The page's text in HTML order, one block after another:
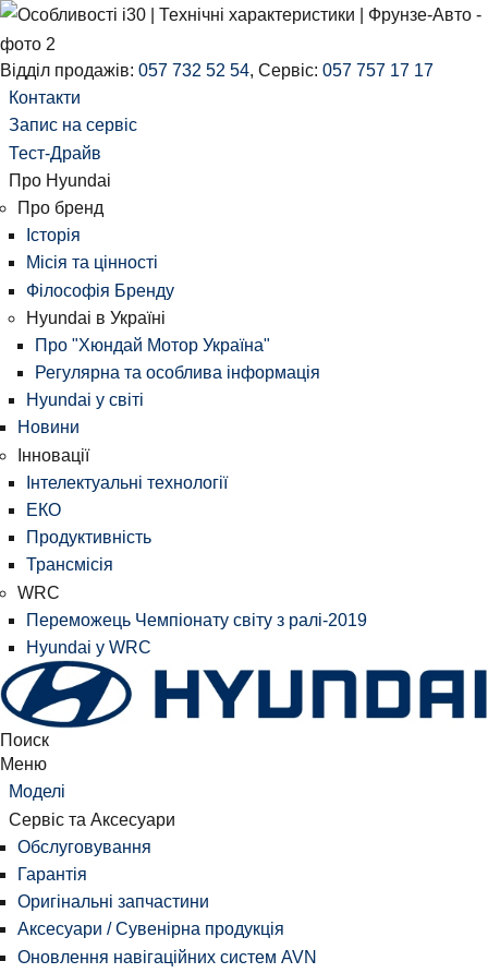
Відділ продажів: 057 732 52 54, Сервіс: 057 757 17 17
Контакти
Запис на сервіс
Тест-Драйв
Про Hyundai
Про бренд
Історія
Місія та цінності
Філософія Бренду
Hyundai в Україні
Про "Хюндай Мотор Україна"
Регулярна та особлива інформація
Hyundai у світі
Новини
Інновації
Інтелектуальні технології
ЕКО
Продуктивність
Трансмісія
WRC
Переможець Чемпіонату світу з ралі-2019
Hyundai у WRC
Поиск
Меню
Моделі
Сервіс та Аксесуари
Обслуговування
Гарантія
Оригінальні запчастини
Аксесуари / Сувенірна продукція
Оновлення навігаційних систем AVN